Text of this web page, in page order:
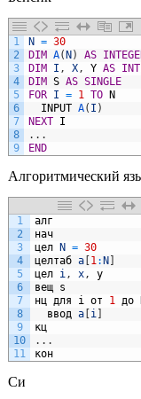
Visual Basic
1
2
3
4
5
6
7
8
9
N = 30
DIM A( N ) AS
DIM
I , X, Y AS
DIM S AS SINGLE
FOR I = 1 TO
N
INPUT A( I )
NEXT I
. . .
END
Алгоритмический
1
2
3
4
5
6
7
8
9
10
11
алг
нач
цел
N = 30
целтаб a 1: N
цел i, x,
y
вещ s
нц для i от 1 до
ввод a i
кц
. . .
кон
Си